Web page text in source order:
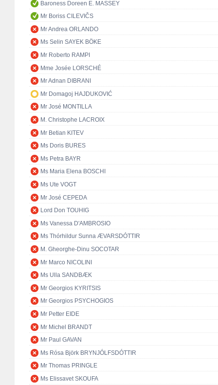
Baroness Doreen E. MASSEY
Mr Boriss CILEVIČS
Mr Andrea ORLANDO
Ms Selin SAYEK BÖKE
Mr Roberto RAMPI
Mme Josée LORSCHÉ
Mr Adnan DIBRANI
Mr Domagoj HAJDUKOVIĆ
Mr José MONTILLA
M. Christophe LACROIX
Mr Betian KITEV
Ms Doris BURES
Ms Petra BAYR
Ms Maria Elena BOSCHI
Ms Ute VOGT
Mr José CEPEDA
Lord Don TOUHIG
Ms Vanessa D'AMBROSIO
Ms Thórhildur Sunna ÆVARSDÓTTIR
M. Gheorghe-Dinu SOCOTAR
Mr Marco NICOLINI
Ms Ulla SANDBÆK
Mr Georgios KYRITSIS
Mr Georgios PSYCHOGIOS
Mr Petter EIDE
Mr Michel BRANDT
Mr Paul GAVAN
Ms Rósa Björk BRYNJÓLFSDÓTTIR
Mr Thomas PRINGLE
Ms Elissavet SKOUFA